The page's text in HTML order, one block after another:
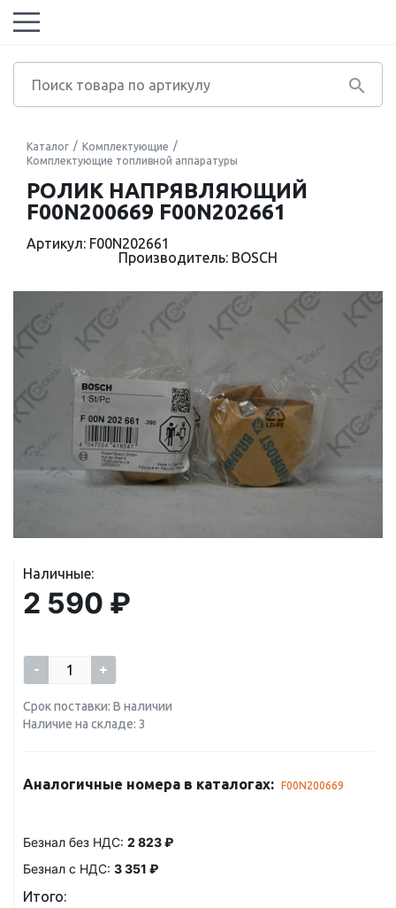
Каталог
Комплектующие
Комплектующие топливной аппаратуры
РОЛИК НАПРЯВЛЯЮЩИЙ
F00N200669 F00N202661
Артикул: F00N202661
Производитель: BOSCH
Наличные:
2 590 ₽
- +
Срок поставки: В наличии
Наличие на складе: 3
Аналогичные номера в каталогах: F00N200669
Безнал без НДС: 2 823 ₽
Безнал с НДС: 3 351 ₽
Итого: